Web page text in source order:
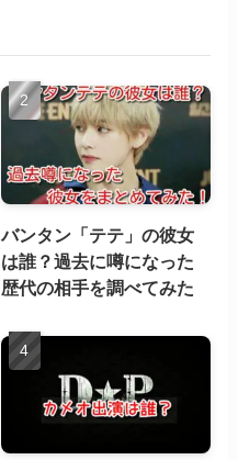
バンタン「テテ」の彼女
は誰？過去に噂になった
歴代の相手を調べてみた